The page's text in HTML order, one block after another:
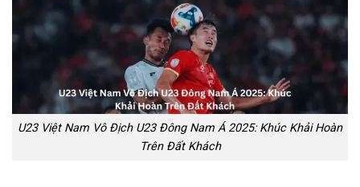
U23 Việt Nam Vô Địch U23 Đông Nam Á 2025: Khúc Khải Hoàn
Trên Đất Khách